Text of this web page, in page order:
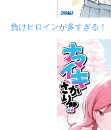
負けヒロインが多すぎる！